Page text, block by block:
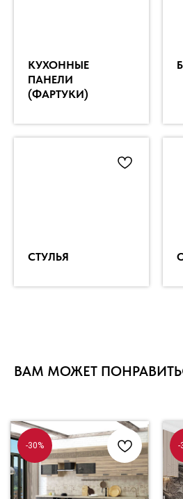
КУХОННЫЕ
ПАНЕЛИ
(ФАРТУКИ)
СТУЛЬЯ
ВАМ МОЖЕТ
-30% -